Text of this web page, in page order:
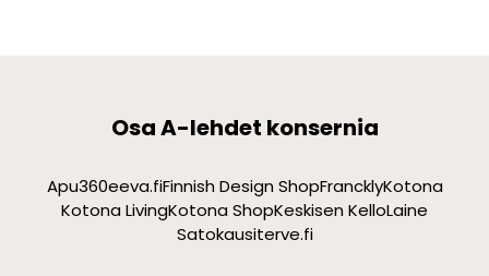
Osa A-lehdet konsernia
Apu360eeva.fiFinnish Design ShopFrancklyKotona
Kotona LivingKotona ShopKeskisen KelloLaine
Satokausiterve.fi